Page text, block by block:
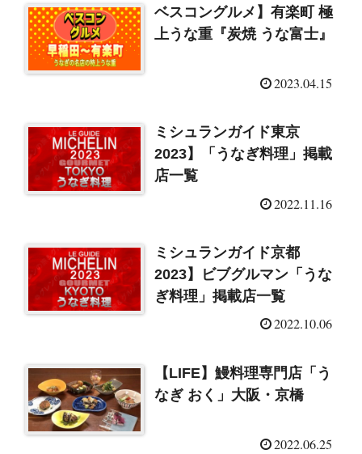
ベスコングルメ】有楽町 極
上うな重『炭焼 うな富士』
2023.04.15
ミシュランガイド東京
2023】「うなぎ料理」掲載
店一覧
2022.11.16
ミシュランガイド京都
2023】ビブグルマン「うな
ぎ料理」掲載店一覧
2022.10.06
【LIFE】鰻料理専門店「う
なぎ おく」大阪・京橋
2022.06.25